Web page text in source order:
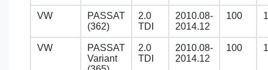
VW
PASSAT
(362)
2.0
TDI
2010.08-
2014.12
100
VW
PASSAT
Variant
2.0
TDI
2010.08-
2014.12
100